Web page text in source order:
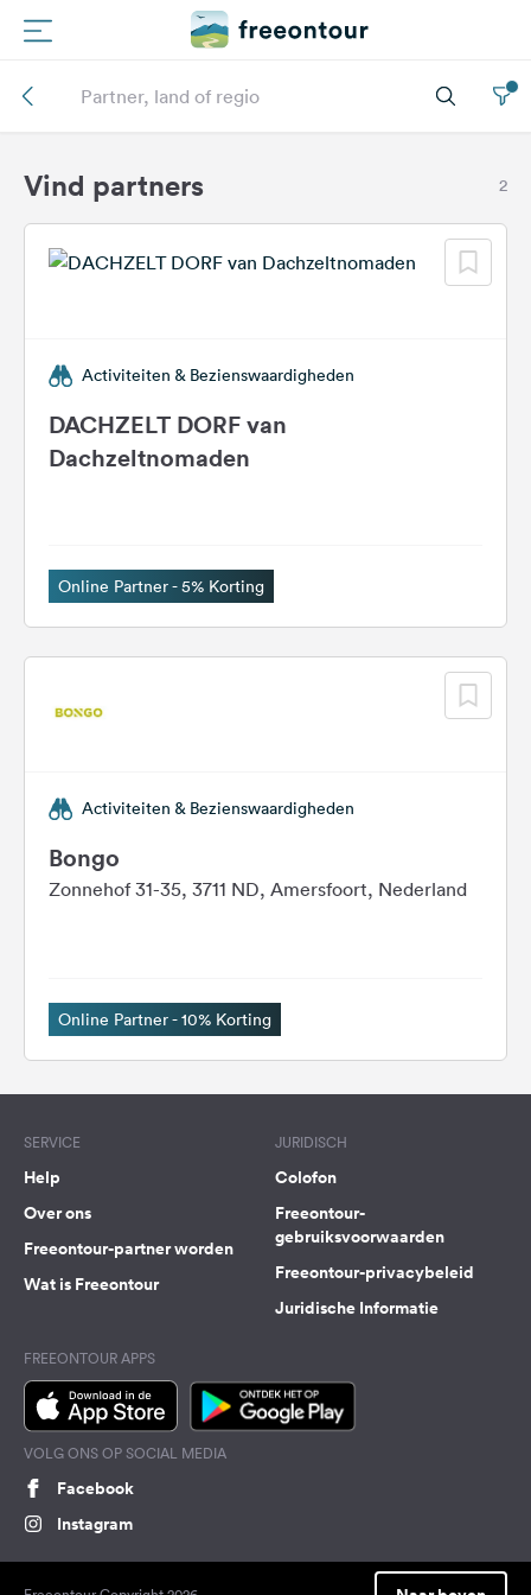
Routes
Campings
Registreren
Taal:
Nederlands
ons
media
Instagram
Vind partners 2
Activiteiten & Bezienswaardigheden
DACHZELT DORF van
Dachzeltnomaden
Online Partner - 5% Korting
Activiteiten & Bezienswaardigheden
Bongo
Zonnehof 31-35, 3711 ND, Amersfoort, Nederland
Online Partner - 10% Korting
SERVICE
Help
Over ons
Freeontour-partner worden
Wat is Freeontour
JURIDISCH
Colofon
Freeontour-
gebruiksvoorwaarden
Freeontour-privacybeleid
Juridische Informatie
FREEONTOUR APPS
VOLG ONS OP SOCIAL MEDIA
Facebook
Instagram